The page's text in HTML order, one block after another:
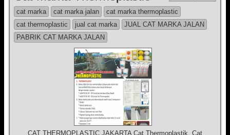
cat marka cat marka jalan
cat marka thermoplastic
cat thermoplastic
jual cat marka
JUAL CAT MARKA JALAN
PABRIK CAT MARKA JALAN
CAT THERMOPLASTIC JAKARTA Cat Thermoplastik, Cat